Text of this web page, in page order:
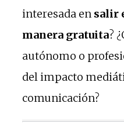
interesada en salir
manera gratuita?
autónomo o
del impacto
comunicación?